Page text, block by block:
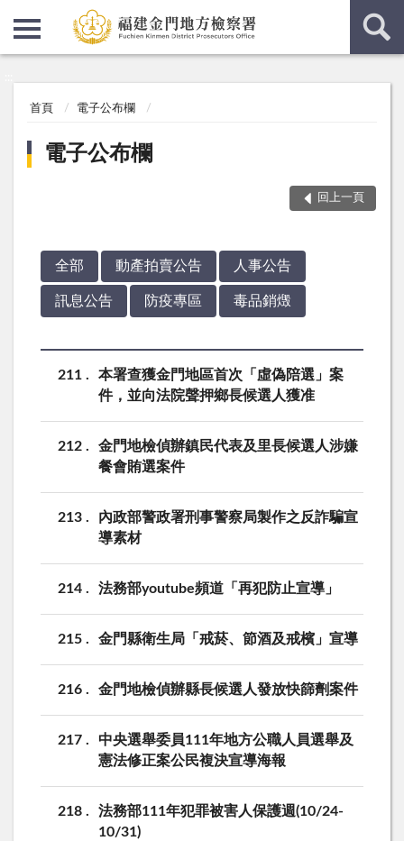
首頁 電子公布欄
電子公布欄
回上一頁
全部 動產拍賣公告 人事公告
訊息公告 防疫專區 毒品銷燬
211
本署查獲金門地區首次「虛偽陪選」案
件，並向法院聲押鄉長候選人獲准
212
金門地檢偵辦鎮民代表及里長候選人涉嫌
餐會賄選案件
213
內政部警政署刑事警察局製作之反詐騙宣
導素材
214 法務部youtube頻道「再犯防止宣導」
215 金門縣衛生局「戒菸、節酒及戒檳」宣導
216 金門地檢偵辦縣長候選人發放快篩劑案件
217
中央選舉委員111年地方公職人員選舉及
憲法修正案公民複決宣導海報
218
法務部111年犯罪被害人保護週(10/24-
10/31)